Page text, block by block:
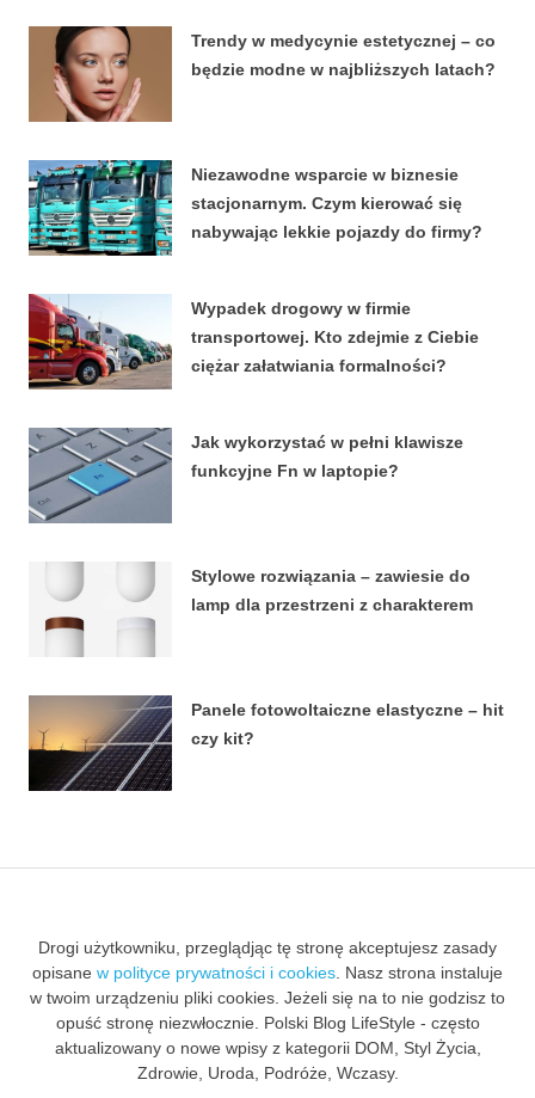
Trendy w medycynie estetycznej – co
będzie modne w najbliższych latach?
Niezawodne wsparcie w biznesie
stacjonarnym. Czym kierować się
nabywając lekkie pojazdy do firmy?
Wypadek drogowy w firmie
transportowej. Kto zdejmie z Ciebie
ciężar załatwiania formalności?
Jak wykorzystać w pełni klawisze
funkcyjne Fn w laptopie?
Stylowe rozwiązania – zawiesie do
lamp dla przestrzeni z charakterem
Panele fotowoltaiczne elastyczne – hit
czy kit?
Drogi użytkowniku, przeglądjąc tę stronę akceptujesz zasady
opisane w polityce prywatności i cookies . Nasz strona instaluje
w twoim urządzeniu pliki cookies. Jeżeli się na to nie godzisz to
opuść stronę niezwłocznie. Polski Blog LifeStyle - często
aktualizowany o nowe wpisy z kategorii DOM, Styl Życia,
Zdrowie, Uroda, Podróże, Wczasy.